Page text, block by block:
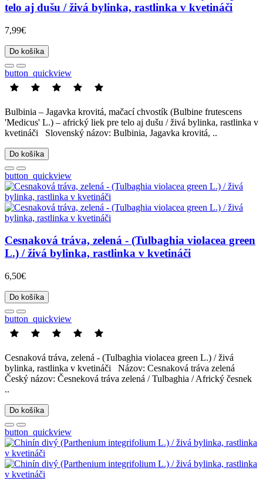
telo aj dušu / živá bylinka, rastlinka v kvetináči
7,99€
Do košíka
button_quickview
Bulbinia – Jagavka krovitá, mačací chvostík (Bulbine frutescens
'Medicus' L.) – africký liek pre telo aj dušu / živá bylinka, rastlinka v
kvetináči Slovenský názov: Bulbinia, Jagavka krovitá, ..
Do košíka
button_quickview
Cesnaková tráva, zelená - (Tulbaghia violacea green
L.) / živá bylinka, rastlinka v kvetináči
6,50€
Do košíka
button_quickview
Cesnaková tráva, zelená - (Tulbaghia violacea green L.) / živá
bylinka, rastlinka v kvetináči Názov: Cesnaková tráva zelená
Český názov: Česneková tráva zelená / Tulbaghia / Africký česnek
..
Do košíka
button_quickview